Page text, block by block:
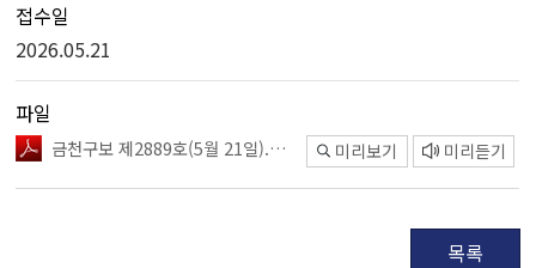
접수일
2026.05.21
파일
금천구보 제2889호(5월 21일).pdf 미리보기 미리듣기
목록